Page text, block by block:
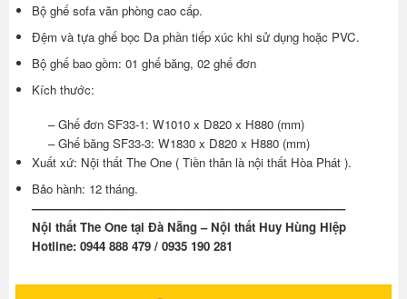
Bộ ghế sofa văn phòng cao cấp.
Đệm và tựa ghế bọc Da phần tiếp xúc khi sử dụng hoặc PVC.
Bộ ghế bao gồm: 01 ghế băng, 02 ghế đơn
Kích thước:
– Ghế đơn SF33-1: W1010 x D820 x H880 (mm)
– Ghế băng SF33-3: W1830 x D820 x H880 (mm)
Xuất xứ: Nội thất The One ( Tiền thân là nội thất Hòa Phát ).
Bảo hành: 12 tháng.
——————————————————————————–
Nội thất The One tại Đà Nẵng – Nội thất Huy Hùng Hiệp
Hotline: 0944 888 479 / 0935 190 281